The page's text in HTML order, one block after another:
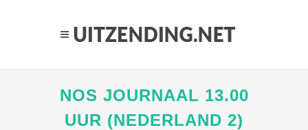
NOS JOURNAAL 13.00
UUR (NEDERLAND 2)